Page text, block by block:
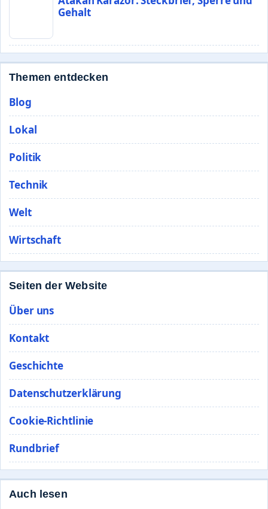
Gehalt
Themen entdecken
Blog
Lokal
Politik
Technik
Welt
Wirtschaft
Seiten der Website
Über uns
Kontakt
Geschichte
Datenschutzerklärung
Cookie-Richtlinie
Rundbrief
Auch lesen